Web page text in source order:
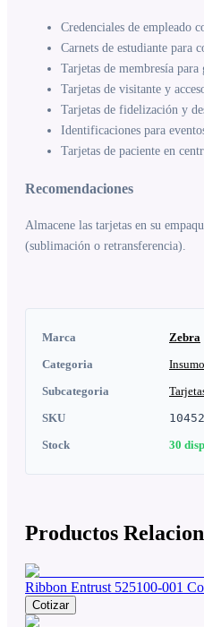
Credenciales de empleado
Carnets de estudiante para
Tarjetas de membresía
Tarjetas de visitante y
Tarjetas de fidelización y
Identificaciones para
Tarjetas de paciente en
Recomendaciones
Almacene las tarjetas en su
(sublimación o retransferencia).
Marca
Zebra
Categoria
Subcategoria
SKU
Stock
30
Productos
Ribbon Entrust 525100-001
Cotizar